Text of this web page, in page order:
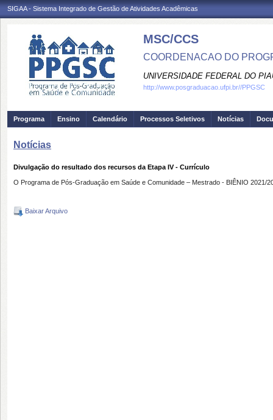
SIGAA - Sistema Integrado de Gestão de Atividades Acadêmicas
MSC/CCS
COORDENACAO DO
UNIVERSIDADE FEDERAL DO
http://www.posgraduacao.ufpi.br//PPGSC
Programa Ensino Calendário Processos Seletivos Notícias
Notícias
Divulgação do resultado dos recursos da Etapa IV - Currículo
O Programa de Pós-Graduação em Saúde e Comunidade – Mestrado - BIÊNIO
Baixar Arquivo